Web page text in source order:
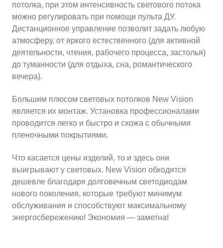
потолка, при этом интенсивность светового потока
можно регулировать при помощи пульта ДУ.
Дистанционное управление позволит задать любую
атмосферу, от яркого естественного (для активной
деятельности, чтения, рабочего процесса, застолья)
до туманности (для отдыха, сна, романтического
вечера).
Большим плюсом световых потолков New Vision
является их монтаж. Установка профессионалами
проводится легко и быстро и схожа с обычными
пленочными покрытиями.
Что касается цены изделий, то и здесь они
выигрывают у световых. New Vision обходятся
дешевле благодаря долговечным светодиодам
нового поколения, которые требуют минимум
обслуживания и способствуют максимальному
энергосбережению! Экономия — заметна!